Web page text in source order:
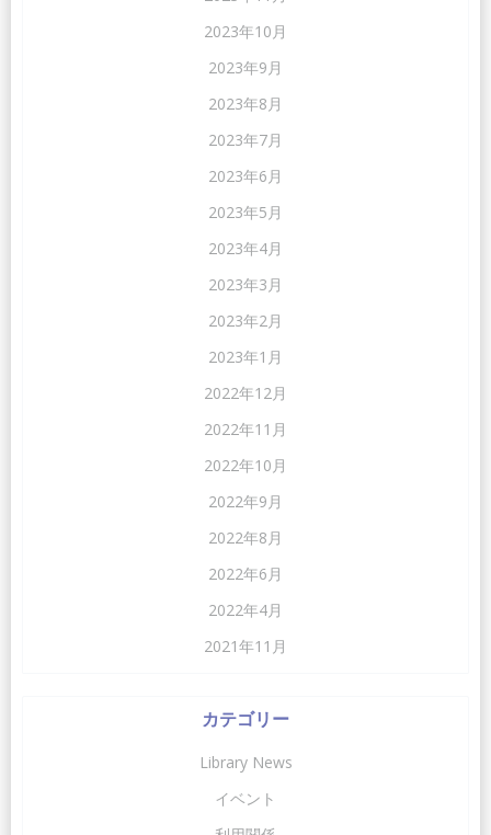
2023年10月
2023年9月
2023年8月
2023年7月
2023年6月
2023年5月
2023年4月
2023年3月
2023年2月
2023年1月
2022年12月
2022年11月
2022年10月
2022年9月
2022年8月
2022年6月
2022年4月
2021年11月
カテゴリー
Library News
イベント